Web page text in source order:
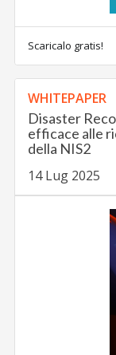
Scaricalo gratis!
WHITEPAPER
Disaster
efficace alle
della NIS2
14 Lug 2025